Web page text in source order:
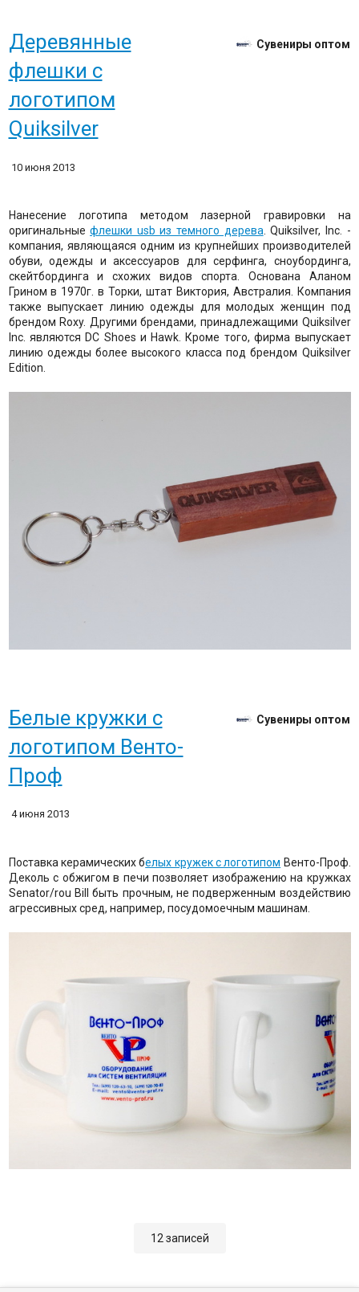
Деревянные
флешки с
логотипом
Quiksilver
Сувениры оптом
10 июня 2013
Нанесение логотипа методом лазерной гравировки на
оригинальныефлешки usb из темного дерева. Quiksilver, Inc. -
компания, являющаяся одним из крупнейших производителей
обуви, одежды и аксессуаров для серфинга, сноубординга,
скейтбординга и схожих видов спорта. Основана Аланом
Грином в 1970г. в Торки, штат Виктория, Австралия. Компания
также выпускает линию одежды для молодых женщин под
брендом Roxy. Другими брендами, принадлежащими Quiksilver
Inc. являются DC Shoes и Hawk. Кроме того, фирма выпускает
линию одежды более высокого класса под брендом Quiksilver
Edition.
Белые кружки с
логотипом Венто-
Проф
Сувениры оптом
4 июня 2013
Поставка керамических белых кружек с логотипом Венто-Проф.
Деколь с обжигом в печи позволяет изображению на кружках
Senator/rou Bill быть прочным, не подверженным воздействию
агрессивных сред, например, посудомоечным машинам.
12 записей